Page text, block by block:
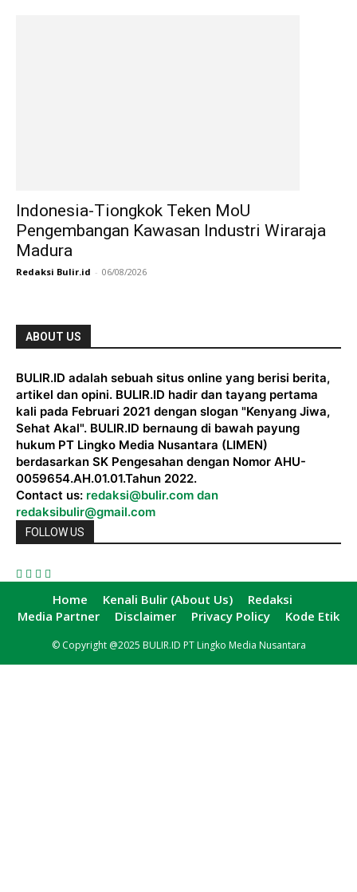
Indonesia-Tiongkok Teken MoU
Pengembangan Kawasan Industri Wiraraja
Madura
Redaksi Bulir.id - 06/08/2026
ABOUT US
BULIR.ID adalah sebuah situs online yang berisi berita,
artikel dan opini. BULIR.ID hadir dan tayang pertama
kali pada Februari 2021 dengan slogan "Kenyang Jiwa,
Sehat Akal". BULIR.ID bernaung di bawah payung
hukum PT Lingko Media Nusantara (LIMEN)
berdasarkan SK Pengesahan dengan Nomor AHU-
0059654.AH.01.01.Tahun 2022.
Contact us: redaksi@bulir.com dan
redaksibulir@gmail.com
FOLLOW US
Home Kenali Bulir (About Us)
Redaksi
Media Partner
Disclaimer Privacy Policy Kode Etik
© Copyright @2025 BULIR.ID PT Lingko Media Nusantara